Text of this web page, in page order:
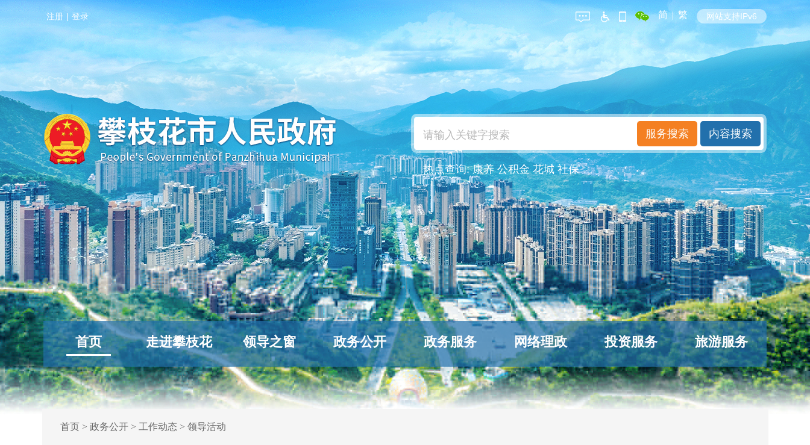
注册 | 登录 简 | 繁 网站支持IPv6
热点查询:康养 公积金 花城 社保
首页 走进攀枝花 领导之窗 政务公开 政务服务 网络理政 投资服务 旅游服务
首页> 政务公开> 工作动态 > 领导活动